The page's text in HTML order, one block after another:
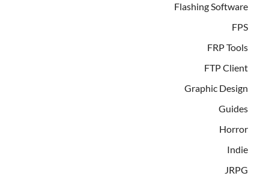
Flashing Software
FPS
FRP Tools
FTP Client
Graphic Design
Guides
Horror
Indie
JRPG